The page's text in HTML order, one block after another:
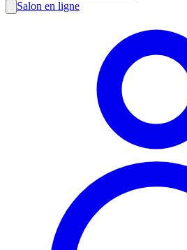
Salon en ligne